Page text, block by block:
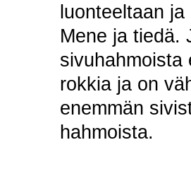
luonteeltaan
Mene ja tiedä.
rokkia ja on
enemmän
hahmoista.